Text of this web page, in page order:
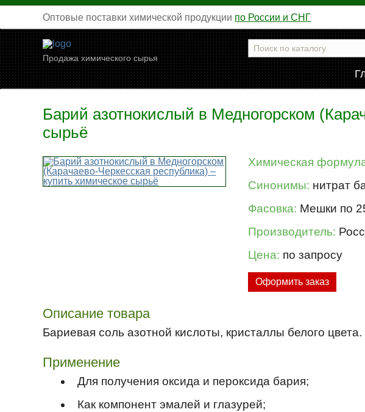
Оптовые поставки химической продукции по России и СНГ
Продажа химического сырья
Барий азотнокислый в Медногорском
сырьё
Химическая
Синонимы: нитрат
Фасовка: Мешки по
Производитель:
Цена: по запросу
Оформить заказ
Описание товара
Бариевая соль азотной кислоты, кристаллы белого цвета.
Применение
Для получения оксида и пероксида бария;
Как компонент эмалей и глазурей;